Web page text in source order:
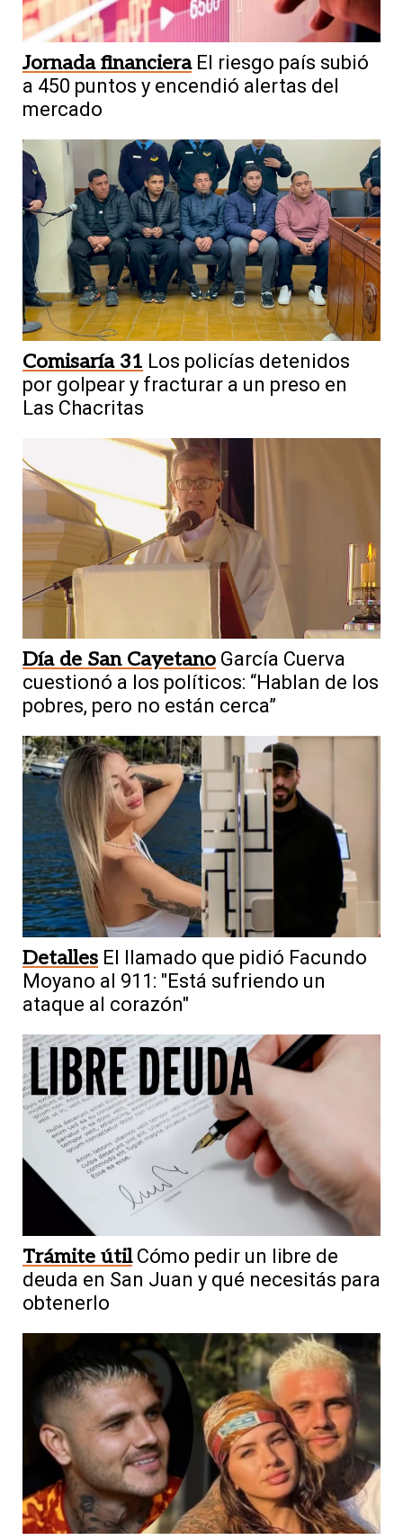
Jornada financiera El riesgo país subió
a 450 puntos y encendió alertas del
mercado
Comisaría 31 Los policías detenidos
por golpear y fracturar a un preso en
Las Chacritas
Día de San Cayetano García Cuerva
cuestionó a los políticos: “Hablan de los
pobres, pero no están cerca”
Detalles El llamado que pidió Facundo
Moyano al 911: "Está sufriendo un
ataque al corazón"
Trámite útil Cómo pedir un libre de
deuda en San Juan y qué necesitás para
obtenerlo